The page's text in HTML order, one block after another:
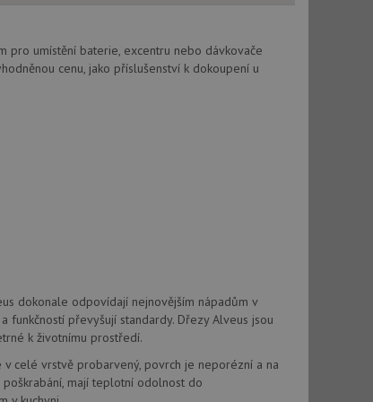
pro umístění baterie, excentru nebo dávkovače
cenu, jako příslušenství k dokoupení u
dokonale odpovídají nejnovějším nápadům v
funkčností převyšují standardy. Dřezy Alveus jsou
k životnímu prostředí.
celé vrstvě probarvený, povrch je neporézní a na
mají teplotní odolnost do
je
do
novou